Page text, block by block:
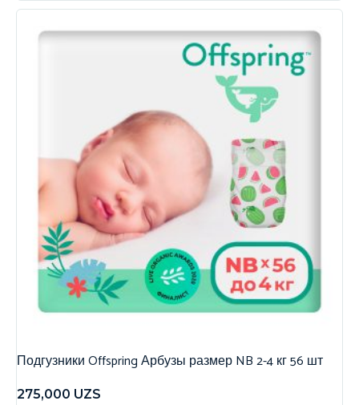
Подгузники Offspring Арбузы размер NB 2-4 кг 56 шт
275,000 UZS